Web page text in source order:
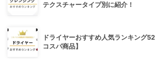
テクスチャータイプ別に紹介！
ドライヤーおすすめ人気ランキング
コスパ商品】